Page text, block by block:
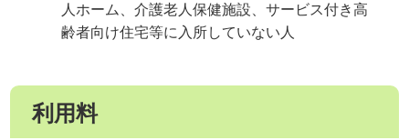
人ホーム、介護老人保健施設、サービス付き高
齢者向け住宅等に入所していない人
利用料